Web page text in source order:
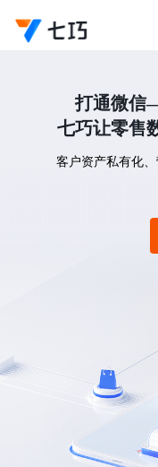
打通微信
七巧让零售
客户资产私有化